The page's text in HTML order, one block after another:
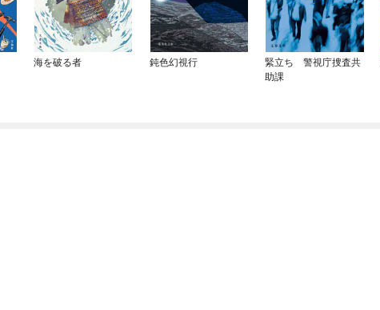
海を破る者 鈍色幻視行
緊立ち 警視庁捜査共
助課